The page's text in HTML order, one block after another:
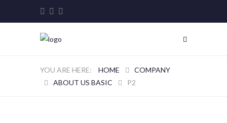
HOME
COMPANY
ABOUT US BASIC
P2